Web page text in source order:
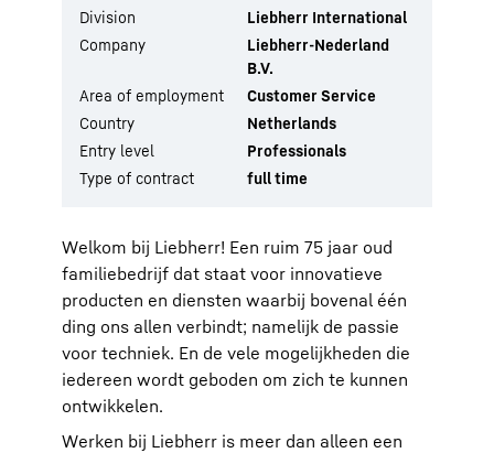
Welkom bij Liebherr! Een ruim 75 jaar oud
familiebedrijf dat staat voor innovatieve
producten en diensten waarbij bovenal één
ding ons allen verbindt; namelijk de passie
voor techniek. En de vele mogelijkheden die
iedereen wordt geboden om zich te kunnen
ontwikkelen.
Werken bij Liebherr is meer dan alleen een
Division
Liebherr International
Company
Liebherr-Nederland
B.V.
Area of employment
Customer Service
Country
Netherlands
Entry level
Professionals
Type of contract
full time